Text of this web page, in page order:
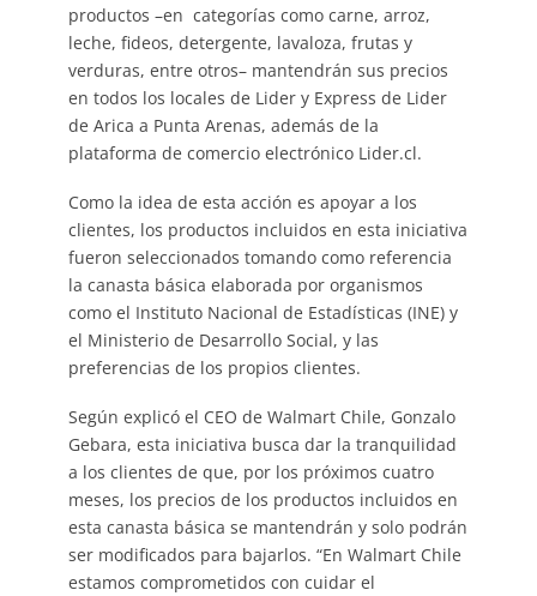
productos –en categorías como carne, arroz,
leche, fideos, detergente, lavaloza, frutas y
verduras, entre otros– mantendrán sus precios
en todos los locales de Lider y Express de Lider
de Arica a Punta Arenas, además de la
plataforma de comercio electrónico Lider.cl.
Como la idea de esta acción es apoyar a los
clientes, los productos incluidos en esta iniciativa
fueron seleccionados tomando como referencia
la canasta básica elaborada por organismos
como el Instituto Nacional de Estadísticas (INE) y
el Ministerio de Desarrollo Social, y las
preferencias de los propios clientes.
Según explicó el CEO de Walmart Chile, Gonzalo
Gebara, esta iniciativa busca dar la tranquilidad
a los clientes de que, por los próximos cuatro
meses, los precios de los productos incluidos en
esta canasta básica se mantendrán y solo podrán
ser modificados para bajarlos. “En Walmart Chile
estamos comprometidos con cuidar el